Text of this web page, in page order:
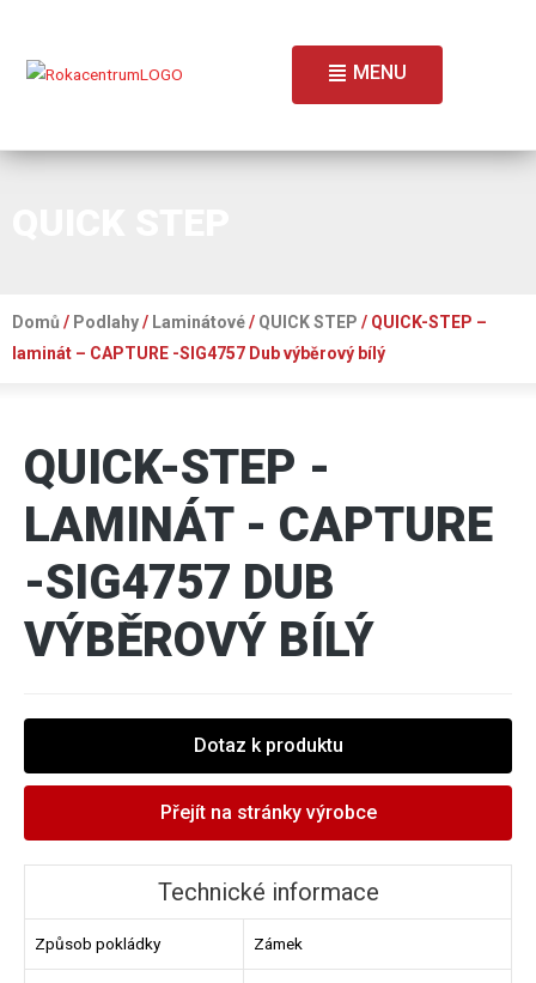
MENU
Domů / Podlahy/ Laminátové/ QUICK STEP / QUICK-STEP –
laminát – CAPTURE -SIG4757 Dub výběrový bílý
QUICK-STEP -
LAMINÁT - CAPTURE
-SIG4757 DUB
VÝBĚROVÝ BÍLÝ
Dotaz k produktu
Přejít na stránky výrobce
Technické informace
Způsob pokládky Zámek